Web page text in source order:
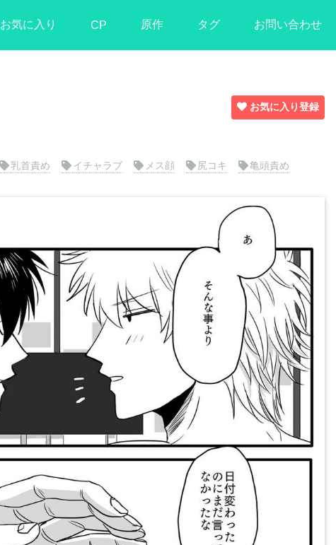
お気に入り CP 原作 タグ お問い合わせ
お気に入り登録
乳首責め イチャラブ メス顔 尻コキ
亀頭責め